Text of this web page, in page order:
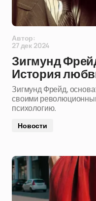
Автор:
27 дек 2024
Зигмунд
История
Зигмунд Фрейд,
своими
психологию.
Новости